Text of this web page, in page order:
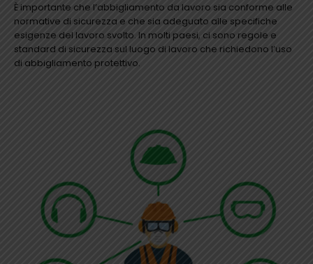
È importante che l’abbigliamento da lavoro sia conforme alle
normative di sicurezza e che sia adeguato alle specifiche
esigenze del lavoro svolto. In molti paesi, ci sono regole e
standard di sicurezza sul luogo di lavoro che richiedono l’uso
di abbigliamento protettivo.